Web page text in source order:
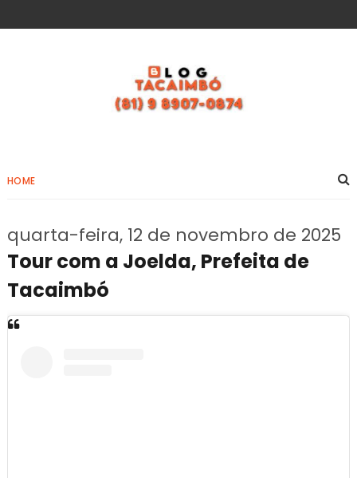
HOME
quarta-feira, 12 de novembro de 2025
Tour com a Joelda, Prefeita de
Tacaimbó